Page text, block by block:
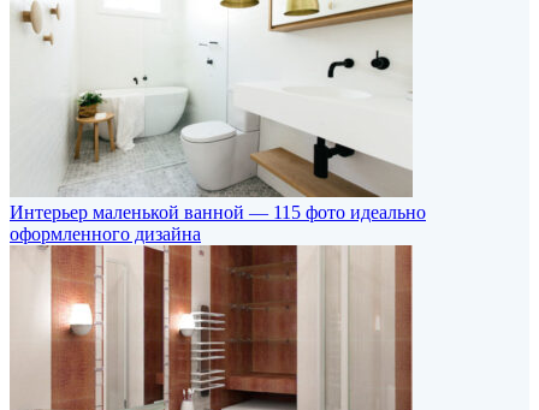
Интерьер маленькой ванной — 115 фото идеально
оформленного дизайна